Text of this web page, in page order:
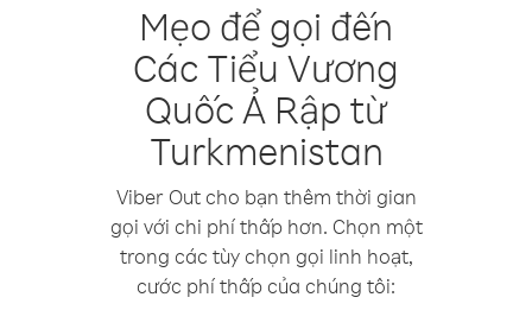
Mẹo để gọi đến
Các Tiểu Vương
Quốc Ả Rập từ
Turkmenistan
Viber Out cho bạn thêm thời gian
gọi với chi phí thấp hơn. Chọn một
trong các tùy chọn gọi linh hoạt,
cước phí thấp của chúng tôi: